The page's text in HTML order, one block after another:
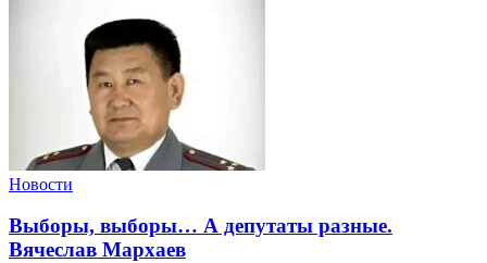
Новости
Выборы, выборы… А депутаты разные.
Вячеслав Мархаев